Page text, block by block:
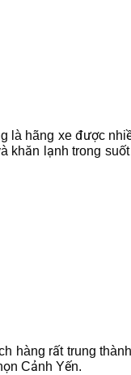
là hãng xe được
khăn lạnh trong
hàng rất trung
Cảnh Yến.